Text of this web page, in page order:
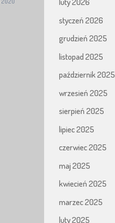
styczeń 2026
grudzień 2025
listopad 2025
październik 2025
wrzesień 2025
sierpień 2025
lipiec 2025
czerwiec 2025
maj 2025
kwiecień 2025
marzec 2025
luty 2025